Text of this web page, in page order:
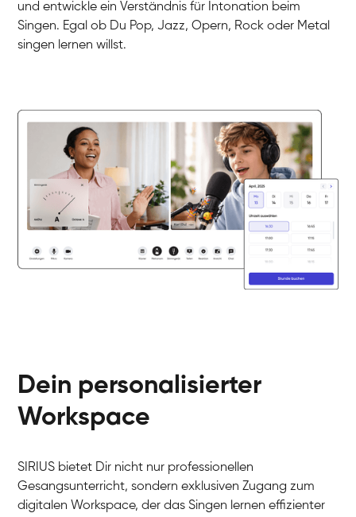
Gesang / Vocal
und entwickle ein Verständnis für Intonation beim
Singen. Egal ob Du Pop, Jazz, Opern, Rock oder Metal
singen lernen willst.
Dein personalisierter
Workspace
SIRIUS bietet Dir nicht nur professionellen
Gesangsunterricht, sondern exklusiven Zugang zum
digitalen Workspace, der das Singen lernen effizienter